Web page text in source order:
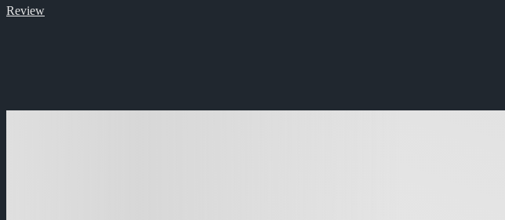
Review